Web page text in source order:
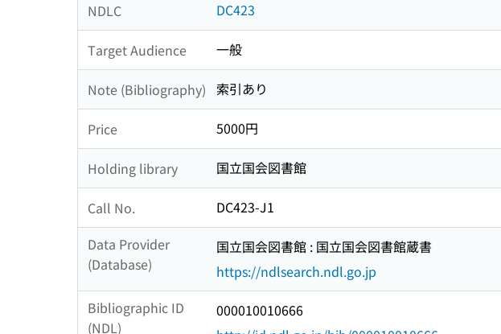
NDLC DC423
Target Audience 一般
Note (Bibliography) 索引あり
Price 5000円
Holding library 国立国会図書館
Call No.
DC423-J1
Data Provider
(Database)
国立国会図書館 : 国立国会図書館蔵書
https://ndlsearch.ndl.go.jp
Bibliographic ID
(NDL)
000010010666